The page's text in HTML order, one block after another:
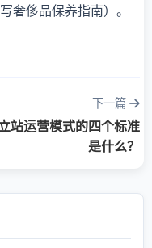
奢侈品保养指南）。
下一篇
站运营模式的四个标准
是什么？